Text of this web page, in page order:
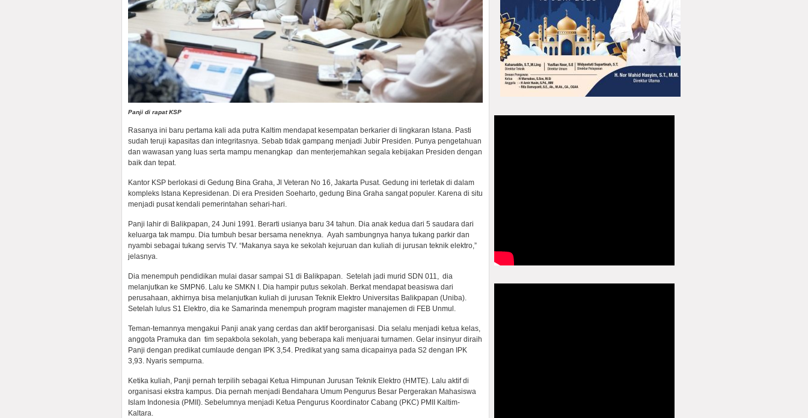
Panji di rapat KSP
Rasanya ini baru pertama kali ada putra Kaltim mendapat kesempatan berkarier di lingkaran Istana. Pasti
sudah teruji kapasitas dan integritasnya. Sebab tidak gampang menjadi Jubir Presiden. Punya pengetahuan
dan wawasan yang luas serta mampu menangkap dan menterjemahkan segala kebijakan Presiden dengan
baik dan tepat.
Kantor KSP berlokasi di Gedung Bina Graha, Jl Veteran No 16, Jakarta Pusat. Gedung ini terletak di dalam
kompleks Istana Kepresidenan. Di era Presiden Soeharto, gedung Bina Graha sangat populer. Karena di situ
menjadi pusat kendali pemerintahan sehari-hari.
Panji lahir di Balikpapan, 24 Juni 1991. Berarti usianya baru 34 tahun. Dia anak kedua dari 5 saudara dari
keluarga tak mampu. Dia tumbuh besar bersama neneknya. Ayah sambungnya hanya tukang parkir dan
nyambi sebagai tukang servis TV. “Makanya saya ke sekolah kejuruan dan kuliah di jurusan teknik elektro,”
jelasnya.
Dia menempuh pendidikan mulai dasar sampai S1 di Balikpapan. Setelah jadi murid SDN 011, dia
melanjutkan ke SMPN6. Lalu ke SMKN I. Dia hampir putus sekolah. Berkat mendapat beasiswa dari
perusahaan, akhirnya bisa melanjutkan kuliah di jurusan Teknik Elektro Universitas Balikpapan (Uniba).
Setelah lulus S1 Elektro, dia ke Samarinda menempuh program magister manajemen di FEB Unmul.
Teman-temannya mengakui Panji anak yang cerdas dan aktif berorganisasi. Dia selalu menjadi ketua kelas,
anggota Pramuka dan tim sepakbola sekolah, yang beberapa kali menjuarai turnamen. Gelar insinyur diraih
Panji dengan predikat cumlaude dengan IPK 3,54. Predikat yang sama dicapainya pada S2 dengan IPK
3,93. Nyaris sempurna.
Ketika kuliah, Panji pernah terpilih sebagai Ketua Himpunan Jurusan Teknik Elektro (HMTE). Lalu aktif di
organisasi ekstra kampus. Dia pernah menjadi Bendahara Umum Pengurus Besar Pergerakan Mahasiswa
Islam Indonesia (PMII). Sebelumnya menjadi Ketua Pengurus Koordinator Cabang (PKC) PMII Kaltim-
Kaltara.